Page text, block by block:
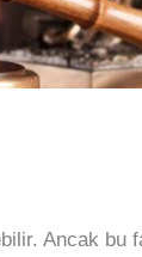
Ancak bu